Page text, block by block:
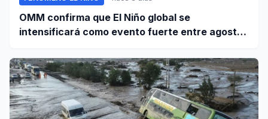
OMM confirma que El Niño global se
intensificará como evento fuerte entre agosto